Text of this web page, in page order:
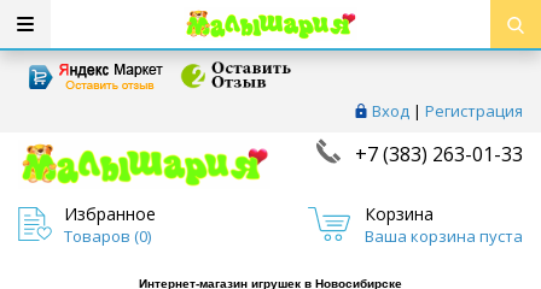
Вход | Регистрация
+7 (383) 263-01-33
Избранное
Товаров (0)
Корзина
Ваша корзина пуста
Интернет-магазин игрушек в Новосибирске